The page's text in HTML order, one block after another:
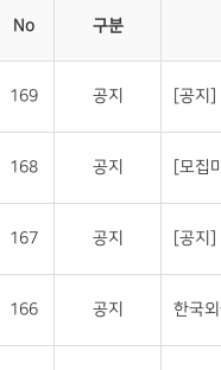
No 구분
169 공지 [공지]
168 공지 [모집
167 공지 [공지]
166 공지 한국